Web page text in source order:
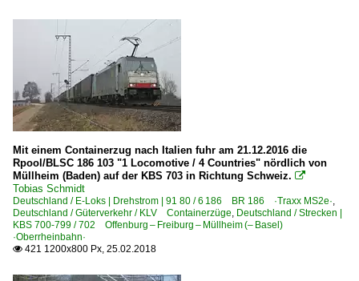
Mit einem Containerzug nach Italien fuhr am 21.12.2016 die
Rpool/BLSC 186 103 "1 Locomotive / 4 Countries" nördlich von
Müllheim (Baden) auf der KBS 703 in Richtung Schweiz. 
Tobias Schmidt
Deutschland / E-Loks | Drehstrom | 91 80 / 6 186 BR 186 ·Traxx MS2e·
Deutschland / Güterverkehr / KLV Containerzüge Deutschland / Strecken |
KBS 700-799 / 702 Offenburg – Freiburg – Müllheim (– Basel)
·Oberrheinbahn·
 421 1200x800 Px, 25.02.2018